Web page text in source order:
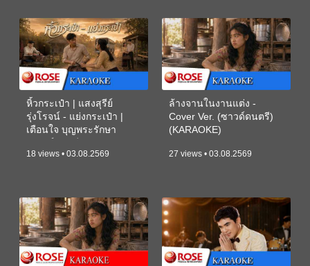
หิ้วกระเป๋า | แสงสุรีย์
รุ่งโรจน์ - แย่งกระเป๋า |
เตือนใจ บุญพระรักษา
18 views • 03.08.2569
ล้างจานในงานแต่ง -
Cover Ver. (ซาวด์ดนตรี)
(KARAOKE)
27 views • 03.08.2569